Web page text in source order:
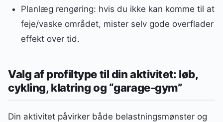
Planlæg rengøring: hvis du ikke kan komme til at
feje/vaske området, mister selv gode overflader
effekt over tid.
Valg af profiltype til din aktivitet: løb,
cykling, klatring og “garage-gym”
Din aktivitet påvirker både belastningsmønster og